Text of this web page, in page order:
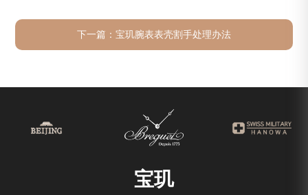
下一篇： 宝玑腕表表壳割手处理办法
宝玑